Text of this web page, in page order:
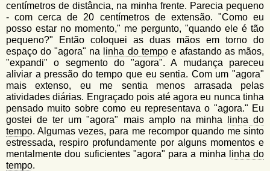
centímetros de distância, na minha frente. Parecia pequeno
- com cerca de 20 centímetros de extensão. "Como eu
posso estar no momento," me pergunto, "quando ele é tão
pequeno?" Então coloquei as duas mãos em torno do
espaço do "agora" na
linha do tempoe afastando as mãos,
"expandi" o segmento do "agora". A mudança pareceu
aliviar a pressão do tempo que eu sentia. Com um "agora"
mais extenso, eu me sentia menos arrasada pelas
atividades diárias. Engraçado pois até agora eu nunca tinha
pensado muito sobre como eu representava o "agora." Eu
gostei de ter um "agora" mais amplo na minha
linha do
tempo. Algumas vezes, para me recompor quando me sinto
estressada, respiro profundamente por alguns momentos e
mentalmente dou suficientes "agora" para a minha
linha do
tempo.